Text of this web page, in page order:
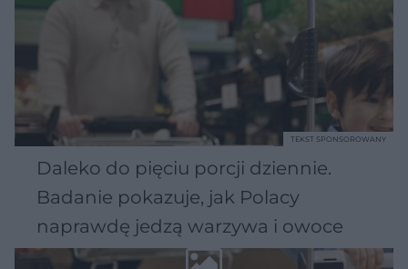
Daleko do pięciu porcji dziennie.
Badanie pokazuje, jak Polacy
naprawdę jedzą warzywa i owoce
TEKST SPONSOROWANY